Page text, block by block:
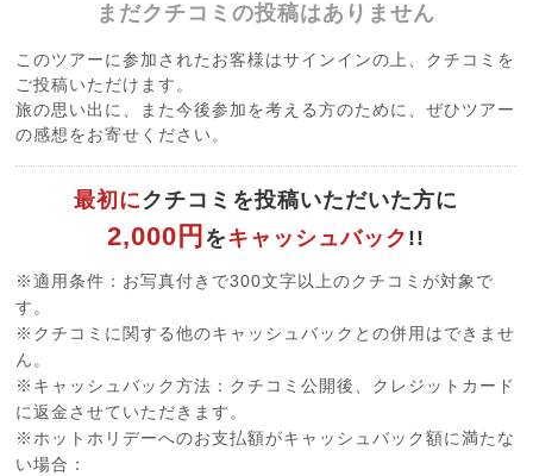
まだクチコミの投稿はありません
このツアーに参加されたお客様はサインインの上、クチコミを
ご投稿いただけます。
旅の思い出に、また今後参加を考える方のために、ぜひツアー
の感想をお寄せください。
最初にクチコミを投稿いただいた方に
2,000円 をキャッシュバック !!
※適用条件：お写真付きで300文字以上のクチコミが対象で
す。
※クチコミに関する他のキャッシュバックとの併用はできませ
ん。
※キャッシュバック方法：クチコミ公開後、クレジットカード
に返金させていただきます。
※ホットホリデーへのお支払額がキャッシュバック額に満たな
い場合：